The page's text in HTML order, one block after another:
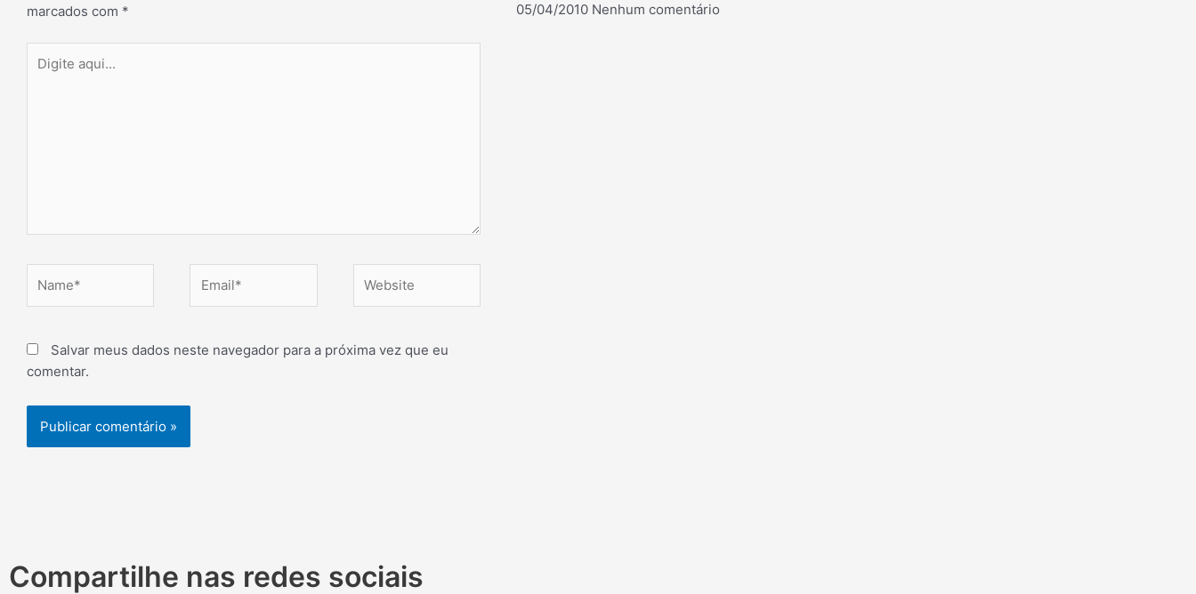
marcados com *
aqui...
Salvar meus dados neste navegador para a próxima vez que eu
comentar.
Compartilhe nas redes sociais
05/04/2010 Nenhum comentário